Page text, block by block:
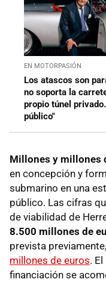
EN MOTORPASIÓN
Los atascos son
no soporta la
propio túnel
público"
Millones y millones
en concepción y
submarino en una
público. Las cifras
de viabilidad de
8.500 millones de
prevista
millones de euros.
financiación se